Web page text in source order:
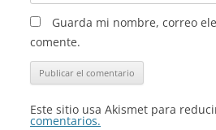
Guarda mi nombre, correo
comente.
Este sitio usa Akismet para
comentarios.